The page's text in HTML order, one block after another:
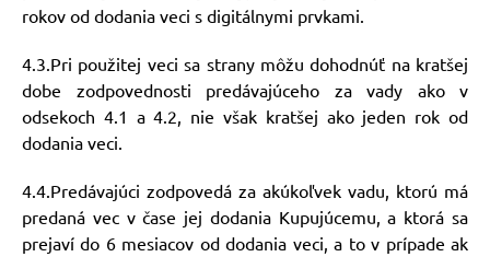
rokov od dodania veci s digitálnymi prvkami.
4.3.Pri použitej veci sa strany môžu dohodnúť na kratšej
dobe zodpovednosti predávajúceho za vady ako v
odsekoch 4.1 a 4.2, nie však kratšej ako jeden rok od
dodania veci.
4.4.Predávajúci zodpovedá za akúkoľvek vadu, ktorú má
predaná vec v čase jej dodania Kupujúcemu, a ktorá sa
prejaví do 6 mesiacov od dodania veci, a to v prípade ak